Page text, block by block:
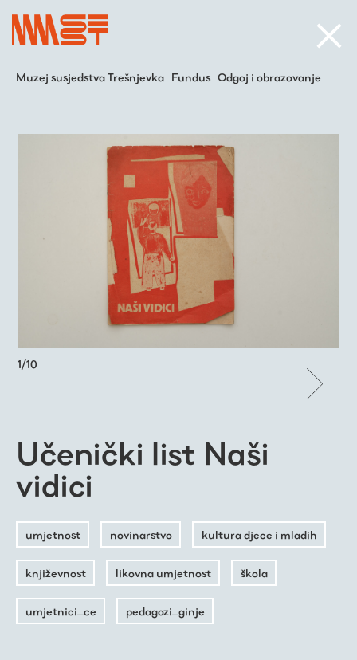
Muzej susjedstva Trešnjevka Fundus Odgoj i obrazovanje
1/10
Učenički list Naši
vidici
umjetnost novinarstvo kultura djece i mladih
književnost likovna umjetnost škola
umjetnici_ce pedagozi_ginje